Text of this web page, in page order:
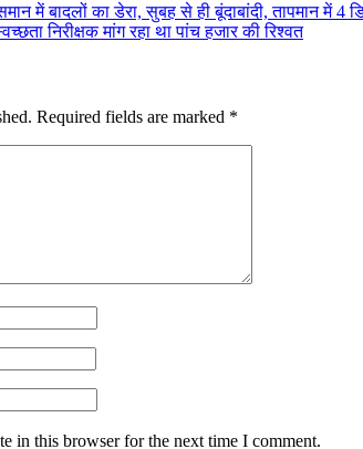
में बादलों का डेरा, सुबह से ही बूंदाबांदी, तापमान में 4
निरीक्षक मांग रहा था पांच हजार की रिश्वत
Required fields are marked *
in this browser for the next time I comment.